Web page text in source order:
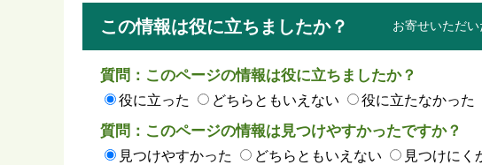
この情報は役に立ちましたか？ お寄せいただ
質問：このページの情報は役に立ちましたか？
役に立った どちらともいえない 役に立たなかった
質問：このページの情報は見つけやすかったですか？
見つけやすかった どちらともいえない 見つけにく